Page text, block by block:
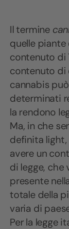
Il termine
quelle
contenuto di
contenuto di
cannabis
determinati
la rendono
Ma, in che
definita light,
avere un
di legge, che
presente
totale della
varia di
Per la legge